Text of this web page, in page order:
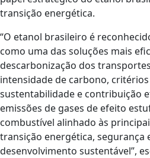
transição energética.
“O etanol brasileiro é
como uma das soluções mais
descarbonização dos
intensidade de carbono,
sustentabilidade e contribuição
emissões de gases de efeito
combustível alinhado às
transição energética, segurança
desenvolvimento sustentável”,